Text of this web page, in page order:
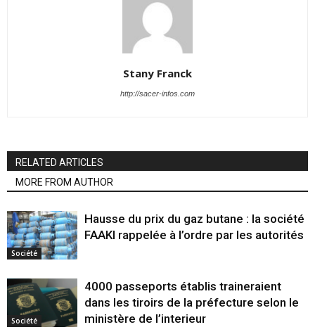
Stany Franck
http://sacer-infos.com
RELATED ARTICLES
MORE FROM AUTHOR
Société
Hausse du prix du gaz butane : la société
FAAKI rappelée à l’ordre par les autorités
Société
4000 passeports établis traineraient
dans les tiroirs de la préfecture selon le
ministère de l’interieur